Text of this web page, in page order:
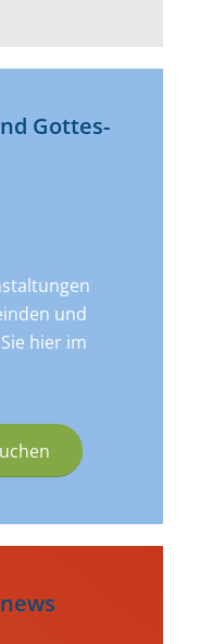
Gottes­
und
hier im